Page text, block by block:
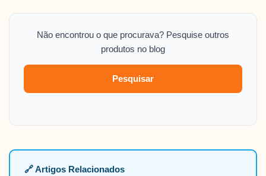
Não encontrou o que procurava? Pesquise outros
produtos no blog
Pesquisar
🔗 Artigos Relacionados